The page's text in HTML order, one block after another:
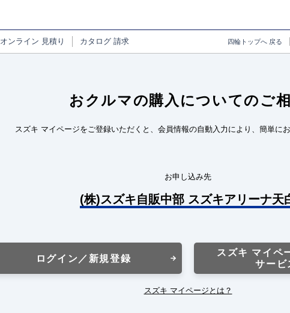
オンライン 見積り カタログ 請求 四輪トップへ 戻る
おクルマの購入についてのご
スズキ マイページをご登録いただくと、会員情報の自動入力により、簡単に
お申し込み先
(株)スズキ自販中部 スズキアリーナ天
ログイン／新規登録
スズキ マイペ
サービ
スズキ マイページとは？